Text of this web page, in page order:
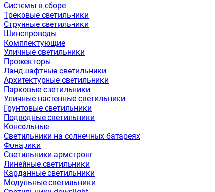
Системы в сборе
Трековые светильники
Струнные светильники
Шинопроводы
Комплектующие
Уличные светильники
Прожекторы
Ландшафтные светильники
Архитектурные светильники
Парковые светильники
Уличные настенные светильники
Грунтовые светильники
Подводные светильники
Консольные
Светильники на солнечных батареях
Фонарики
Светильники армстронг
Линейные светильники
Карданные светильники
Модульные светильники